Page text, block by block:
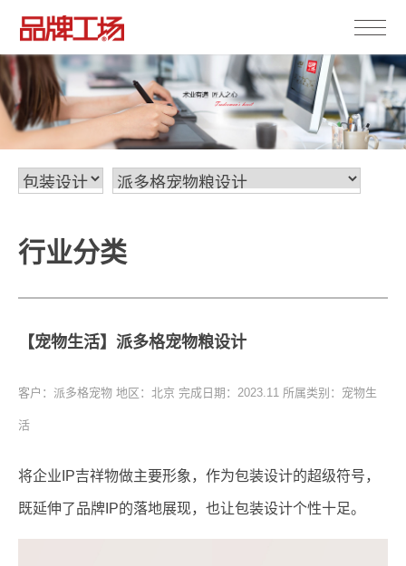
行业分类
【宠物生活】派多格宠物粮设计
客户：派多格宠物 地区：北京 完成日期：2023.11 所属类别：宠物生
活
将企业IP吉祥物做主要形象，作为包装设计的超级符号，
既延伸了品牌IP的落地展现，也让包装设计个性十足。